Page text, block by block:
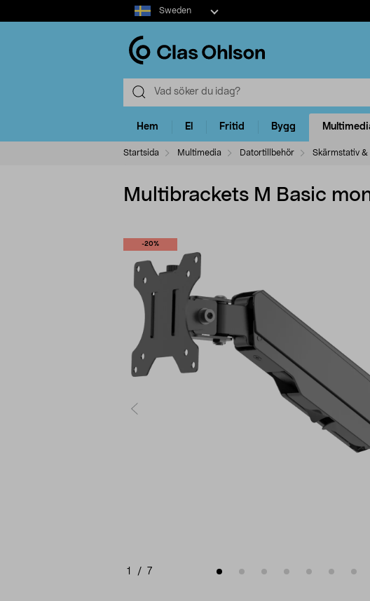
Select
market
Sweden
Hem El Fritid Bygg
Startsida Multimedia Datortillbehör Skärmstativ
Multibrackets M Basic
-20%
1 / 7